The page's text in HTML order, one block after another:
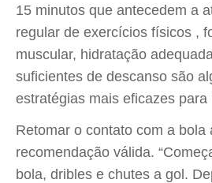
15 minutos que antecedem a
regular de exercícios físicos ,
muscular, hidratação
suficientes de descanso são
estratégias mais eficazes para
Retomar o contato com a bola
recomendação válida.
bola, dribles e chutes a gol.